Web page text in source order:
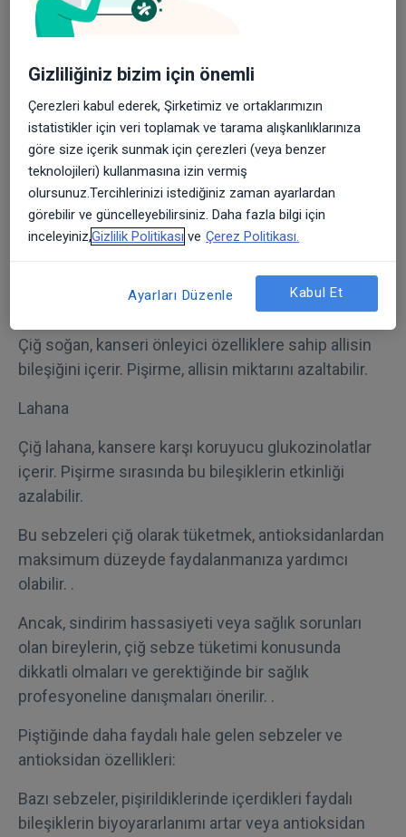
işlemi, sülforafan miktarını azaltabilir.
Çiğ sarımsak, antikanserojen etkiye sahip kükürt
bileşikleri içerir. Pişirme sırasında bu bileşiklerin
etkinliği azalabilir. . .
Kırmızı Biber
Çiğ kırmızı biber, yüksek C vitamini içeriğiyle güçlü
bir antioksidandır. Pişirme işlemi, C vitamini kaybına
Çiğ soğan, kanseri önleyici özelliklere sahip allisin
bileşiğini içerir. Pişirme, allisin miktarını azaltabilir.
Lahana
Çiğ lahana, kansere karşı koruyucu glukozinolatlar
içerir. Pişirme sırasında bu bileşiklerin etkinliği
azalabilir.
Bu sebzeleri çiğ olarak tüketmek, antioksidanlardan
maksimum düzeyde faydalanmanıza yardımcı
olabilir. .
Ancak, sindirim hassasiyeti veya sağlık sorunları
olan bireylerin, çiğ sebze tüketimi konusunda
dikkatli olmaları ve gerektiğinde bir sağlık
profesyoneline danışmaları önerilir. .
Piştiğinde daha faydalı hale gelen sebzeler ve
antioksidan özellikleri:
Bazı sebzeler, pişirildiklerinde içerdikleri faydalı
bileşiklerin biyoyararlanımı artar veya antioksidan
Gizliliğiniz bizim için önemli
Çerezleri kabul ederek, Şirketimiz ve ortaklarımızın
istatistikler için veri toplamak ve tarama alışkanlıklarınıza
göre size içerik sunmak için çerezleri (veya benzer
teknolojileri) kullanmasına izin vermiş
olursunuz.Tercihlerinizi istediğiniz zaman ayarlardan
görebilir ve güncelleyebilirsiniz. Daha fazla bilgi için
inceleyiniz,Gizlilik Politikası ve Çerez Politikası.
Ayarları Düzenle Kabul Et